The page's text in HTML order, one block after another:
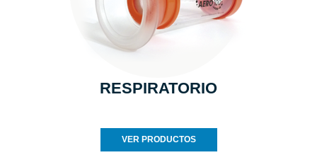
RESPIRATORIO
VER PRODUCTOS